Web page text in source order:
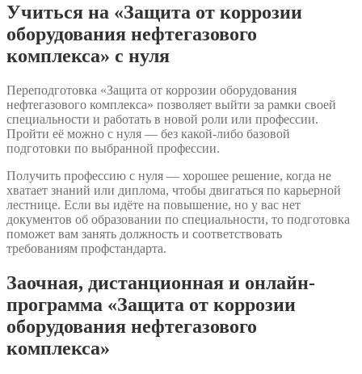
Учиться на «Защита от коррозии
оборудования нефтегазового
комплекса» с нуля
Переподготовка «Защита от коррозии оборудования
нефтегазового комплекса» позволяет выйти за рамки своей
специальности и работать в новой роли или профессии.
Пройти её можно с нуля — без какой-либо базовой
подготовки по выбранной профессии.
Получить профессию с нуля — хорошее решение, когда не
хватает знаний или диплома, чтобы двигаться по карьерной
лестнице. Если вы идёте на повышение, но у вас нет
документов об образовании по специальности, то подготовка
поможет вам занять должность и соответствовать
требованиям профстандарта.
Заочная, дистанционная и онлайн-
программа «Защита от коррозии
оборудования нефтегазового
комплекса»